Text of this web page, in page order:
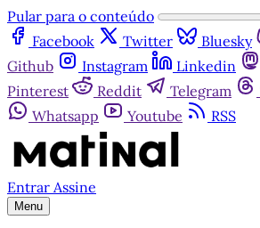
Pular para o conteúdo
Facebook
Twitter Bluesky
Github
Instagram Linkedin
Pinterest
Reddit Telegram
Whatsapp
Youtube RSS
Entrar Assine
Menu